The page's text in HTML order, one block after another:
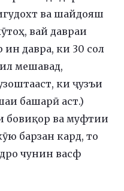
ва шайдояш
вай давраи
ин давра, ки 30 сол
мешавад,
ки ҷузъи
башарӣ аст.)
ва муфтии
барзан кард, то
чунин васф